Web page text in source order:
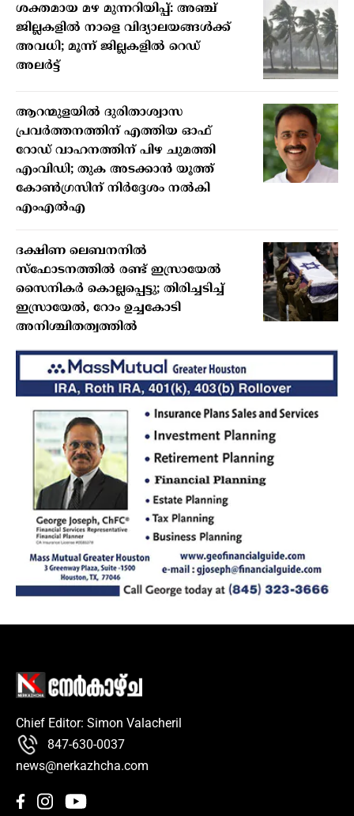
ശക്തമായ മഴ മുന്നറിയിപ്പ്: അഞ്ച്
ജില്ലകളിൽ നാളെ വിദ്യാലയങ്ങൾക്ക്
അവധി; മൂന്ന് ജില്ലകളിൽ റെഡ്
അലർട്ട്
ആറന്മുളയിൽ ദുരിതാശ്വാസ
പ്രവർത്തനത്തിന് എത്തിയ ഓഫ്
റോഡ് വാഹനത്തിന് പിഴ ചുമത്തി
എംവിഡി; തുക അടക്കാൻ യൂത്ത്
കോൺഗ്രസിന് നിർദ്ദേശം നൽകി
എംഎൽഎ
ദക്ഷിണ ലെബനനിൽ
സ്ഫോടനത്തിൽ രണ്ട് ഇസ്രായേൽ
സൈനികർ കൊല്ലപ്പെട്ടു; തിരിച്ചടിച്ച്
ഇസ്രായേൽ, റോം ഉച്ചകോടി
അനിശ്ചിതത്വത്തിൽ
Chief Editor: Simon Valacheril
847-630-0037
news@nerkazhcha.com